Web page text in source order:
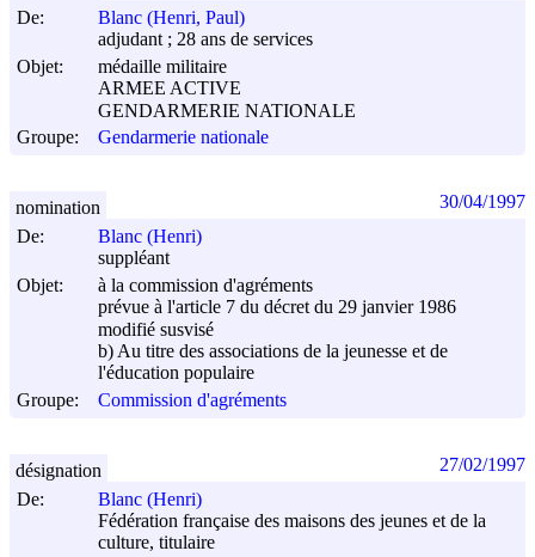
De:
Blanc (Henri, Paul)
adjudant ; 28 ans de services
Objet:
médaille militaire
ARMEE ACTIVE
GENDARMERIE NATIONALE
Groupe:
Gendarmerie nationale
De:
Blanc (Henri)
suppléant
Objet:
à la commission d'agréments
prévue à l'article 7 du décret du 29 janvier 1986
modifié susvisé
b) Au titre des associations de la jeunesse et de
l'éducation populaire
Groupe:
Commission d'agréments
nomination 30/04/1997
De:
Blanc (Henri)
Fédération française des maisons des jeunes et de la
culture, titulaire
désignation 27/02/1997